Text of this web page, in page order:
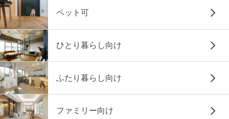
ペット可
ひとり暮らし向け
ふたり暮らし向け
ファミリー向け